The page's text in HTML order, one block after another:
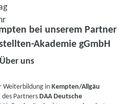
bei unserem Partner
Akademie gGmbH
Über uns
Weiterbildung inKempten/Allgäu
des PartnersDAA Deutsche